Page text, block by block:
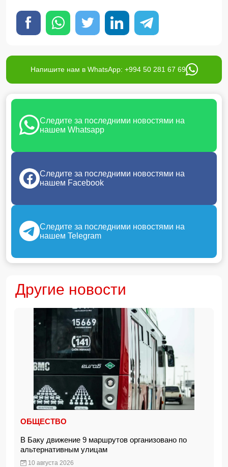
Напишите нам в WhatsApp: +994 50 281 67 69
Следите за последними новостями на
нашем Whatsapp
Следите за последними новостями на
нашем Facebook
Следите за последними новостями на
нашем Telegram
Другие новости
ОБЩЕСТВО
В Баку движение 9 маршрутов организовано по
альтернативным улицам
10 августа 2026